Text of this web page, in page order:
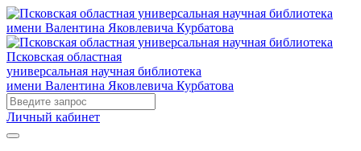
Псковская областная
универсальная научная библиотека
имени Валентина Яковлевича Курбатова
Личный кабинет